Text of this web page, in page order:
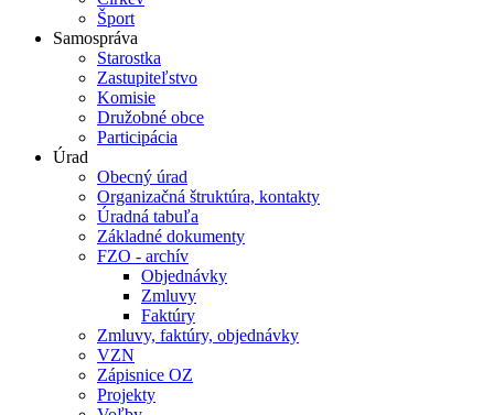
Šport
Samospráva
Starostka
Zastupiteľstvo
Komisie
Družobné obce
Participácia
Úrad
Obecný úrad
Organizačná štruktúra, kontakty
Úradná tabuľa
Základné dokumenty
FZO - archív
Objednávky
Zmluvy
Faktúry
Zmluvy, faktúry, objednávky
VZN
Zápisnice OZ
Projekty